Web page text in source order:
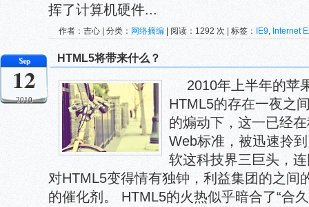
挥了计算机硬件...
作者：吉心 | 分类： 网络摘编 | 阅读：1292 次 | 标签： IE9, Internet
Sep
12
2010
HTML5将带来什么？
2010年上半年的苹
HTML5的存在一夜之
的煽动下，这一已经
Web标准，被迅速拎
软这科技界三巨头，
对HTML5变得情有独钟，利益集团的之间
的催化剂。 HTML5的火热似乎暗合了“合